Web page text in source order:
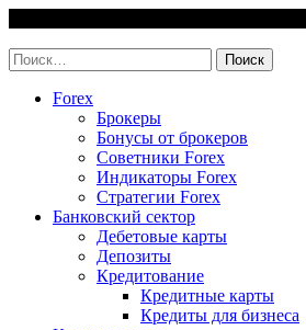
content
Найти:
Forex
Брокеры
Бонусы от брокеров
Советники Forex
Индикаторы Forex
Стратегии Forex
Банковский сектор
Дебетовые карты
Депозиты
Кредитование
Кредитные карты
Кредиты для бизнеса